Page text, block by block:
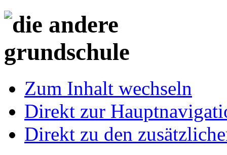
Zum Inhalt wechseln
Direkt zur
Direkt zu den